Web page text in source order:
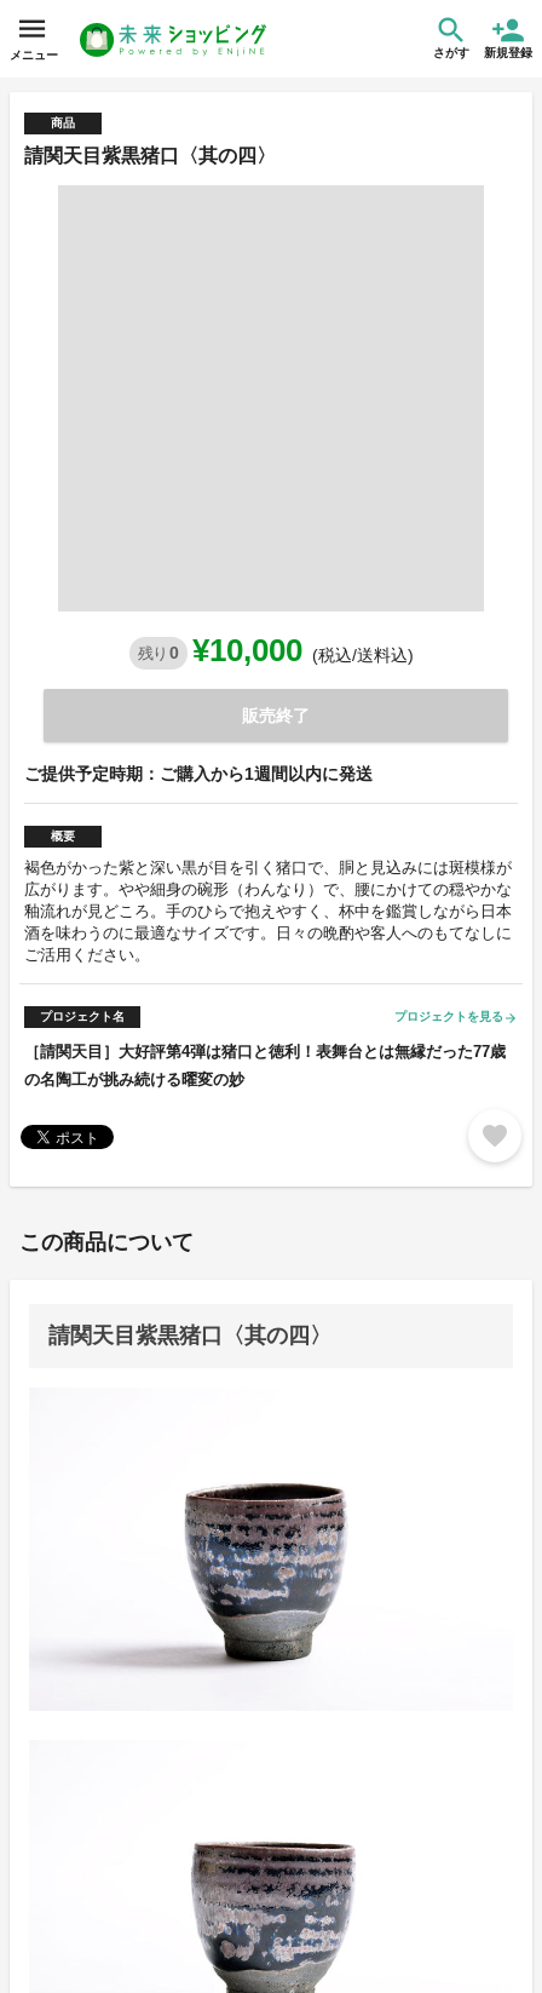
メニュー さがす 新規登録
商品
請関天目紫黒猪口〈其の四〉
残り 0 ¥10,000 (税込/送料込)
販売終了
ご提供予定時期：ご購入から1週間以内に発送
概要
褐色がかった紫と深い黒が目を引く猪口で、胴と見込みには斑模様が
広がります。やや細身の碗形（わんなり）で、腰にかけての穏やかな
釉流れが見どころ。手のひらで抱えやすく、杯中を鑑賞しながら日本
酒を味わうのに最適なサイズです。日々の晩酌や客人へのもてなしに
ご活用ください。
プロジェクト名 プロジェクトを見る arrow_forward
［請関天目］大好評第4弾は猪口と徳利！表舞台とは無縁だった77歳
の名陶工が挑み続ける曜変の妙
favorite
この商品について
請関天目紫黒猪口〈其の四〉